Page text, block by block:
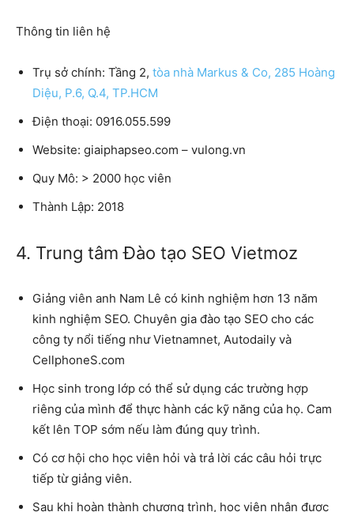
Thông tin liên hệ
Trụ sở chính: Tầng 2, tòa nhà Markus & Co, 285 Hoàng
Diệu, P.6, Q.4, TP.HCM
Điện thoại: 0916.055.599
Website: giaiphapseo.com – vulong.vn
Quy Mô: > 2000 học viên
Thành Lập: 2018
4. Trung tâm Đào tạo SEO Vietmoz
Giảng viên anh Nam Lê có kinh nghiệm hơn 13 năm
kinh nghiệm SEO. Chuyên gia đào tạo SEO cho các
công ty nổi tiếng như Vietnamnet, Autodaily và
CellphoneS.com
Học sinh trong lớp có thể sử dụng các trường hợp
riêng của mình để thực hành các kỹ năng của họ. Cam
kết lên TOP sớm nếu làm đúng quy trình.
Có cơ hội cho học viên hỏi và trả lời các câu hỏi trực
tiếp từ giảng viên.
Sau khi hoàn thành chương trình, học viên nhận được